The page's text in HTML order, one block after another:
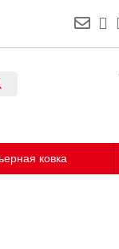
ковка